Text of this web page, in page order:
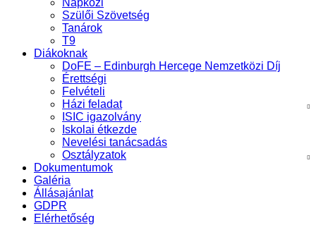
Napközi
Szülői Szövetség
Tanárok
T9
Diákoknak
DoFE – Edinburgh Hercege Nemzetközi Díj
Érettségi
Felvételi
Házi feladat
ISIC igazolvány
Iskolai étkezde
Nevelési tanácsadás
Osztályzatok
Dokumentumok
Galéria
Állásajánlat
GDPR
Elérhetőség